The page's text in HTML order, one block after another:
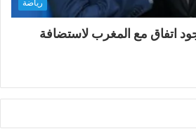
رياضة
اتفاق مع المغرب لاستضافة